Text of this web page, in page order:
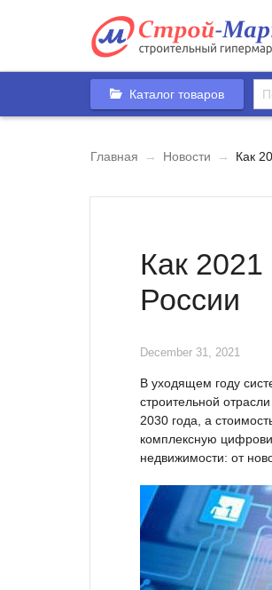
Каталог товаров
Главная → Новости → Как
Как
России
December 31, 2021
В уходящем году
строительной
2030 года, а
комплексную
недвижимости: от